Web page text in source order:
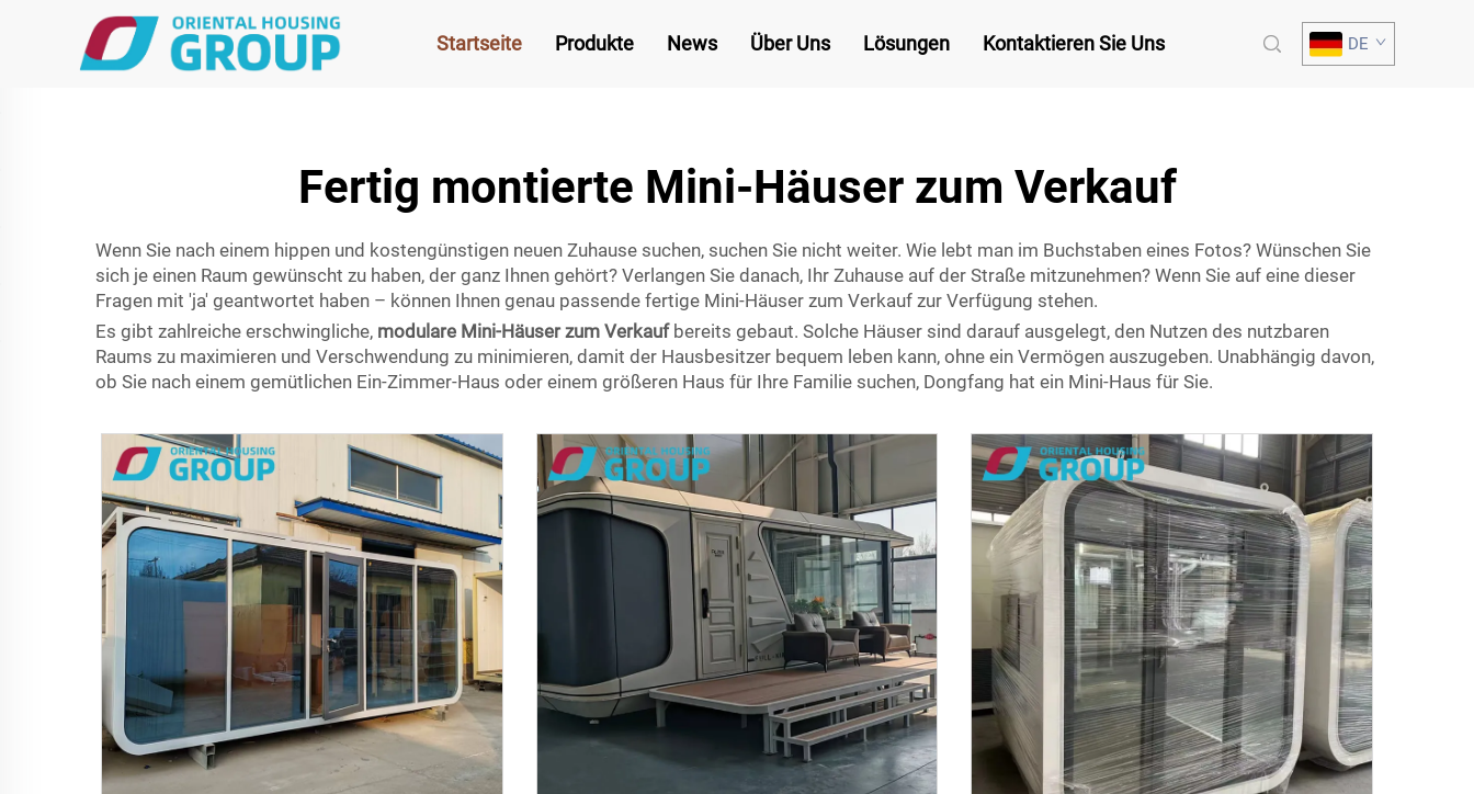
Startseite Produkte News Über Uns Lösungen Kontaktieren Sie Uns DE
Fertig montierte Mini-Häuser zum Verkauf
Wenn Sie nach einem hippen und kostengünstigen neuen Zuhause suchen, suchen Sie nicht weiter. Wie lebt man im Buchstaben eines Fotos? Wünschen Sie
sich je einen Raum gewünscht zu haben, der ganz Ihnen gehört? Verlangen Sie danach, Ihr Zuhause auf der Straße mitzunehmen? Wenn Sie auf eine dieser
Fragen mit 'ja' geantwortet haben – können Ihnen genau passende fertige Mini-Häuser zum Verkauf zur Verfügung stehen.
Es gibt zahlreiche erschwingliche, modulare Mini-Häuser zum Verkauf bereits gebaut. Solche Häuser sind darauf ausgelegt, den Nutzen des nutzbaren
Raums zu maximieren und Verschwendung zu minimieren, damit der Hausbesitzer bequem leben kann, ohne ein Vermögen auszugeben. Unabhängig davon,
ob Sie nach einem gemütlichen Ein-Zimmer-Haus oder einem größeren Haus für Ihre Familie suchen, Dongfang hat ein Mini-Haus für Sie.